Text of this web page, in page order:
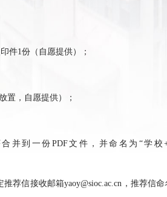
件1份（自愿提供）；
置，自愿提供）；
并到一份 PDF文件，并命名为 “学校
荐信接收邮箱yaoy@sioc.ac.cn ，推荐信